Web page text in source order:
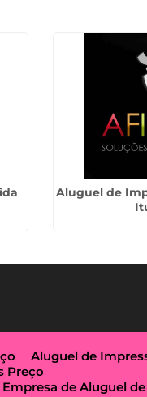
Aluguel de
Aluguel de
Preço
Empresa de Aluguel